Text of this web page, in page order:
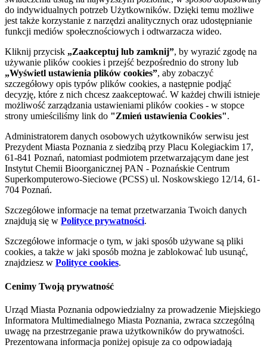
do indywidualnych potrzeb Użytkowników. Dzięki temu możliwe
jest także korzystanie z narzędzi analitycznych oraz udostępnianie
funkcji mediów społecznościowych i odtwarzacza wideo.
Kliknij przycisk „Zaakceptuj lub zamknij”, by wyrazić zgodę na
używanie plików cookies i przejść bezpośrednio do strony lub
„Wyświetl ustawienia plików cookies”, aby zobaczyć
szczegółowy opis typów plików cookies, a następnie podjąć
decyzję, które z nich chcesz zaakceptować. W każdej chwili istnieje
możliwość zarządzania ustawieniami plików cookies - w stopce
strony umieściliśmy link do "Zmień ustawienia Cookies".
Administratorem danych osobowych użytkowników serwisu jest
Prezydent Miasta Poznania z siedzibą przy Placu Kolegiackim 17,
61-841 Poznań, natomiast podmiotem przetwarzającym dane jest
Instytut Chemii Bioorganicznej PAN - Poznańskie Centrum
Superkomputerowo-Sieciowe (PCSS) ul. Noskowskiego 12/14, 61-
704 Poznań.
Szczegółowe informacje na temat przetwarzania Twoich danych
znajdują się w Polityce prywatności.
Szczegółowe informacje o tym, w jaki sposób używane są pliki
cookies, a także w jaki sposób można je zablokować lub usunąć,
znajdziesz w Polityce cookies.
Cenimy Twoją prywatność
Urząd Miasta Poznania odpowiedzialny za prowadzenie Miejskiego
Informatora Multimedialnego Miasta Poznania, zwraca szczególną
uwagę na przestrzeganie prawa użytkowników do prywatności.
Prezentowana informacja poniżej opisuje za co odpowiadają